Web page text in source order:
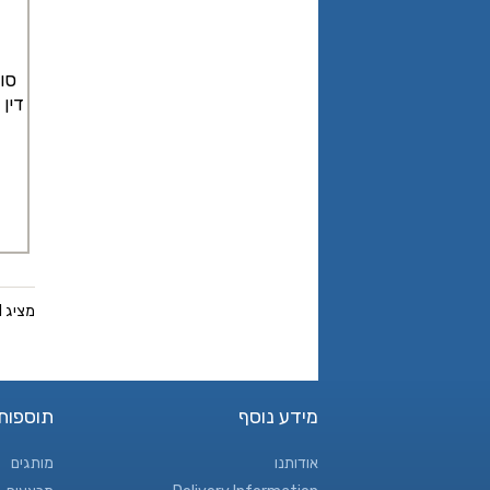
מציג 1 עד 14 מתוך 14 (1 עמודים)
מידע נוסף
אודותנו
מותגים